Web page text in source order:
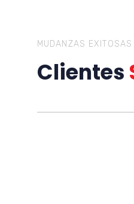
MUDANZAS EXITOSAS
Clientes